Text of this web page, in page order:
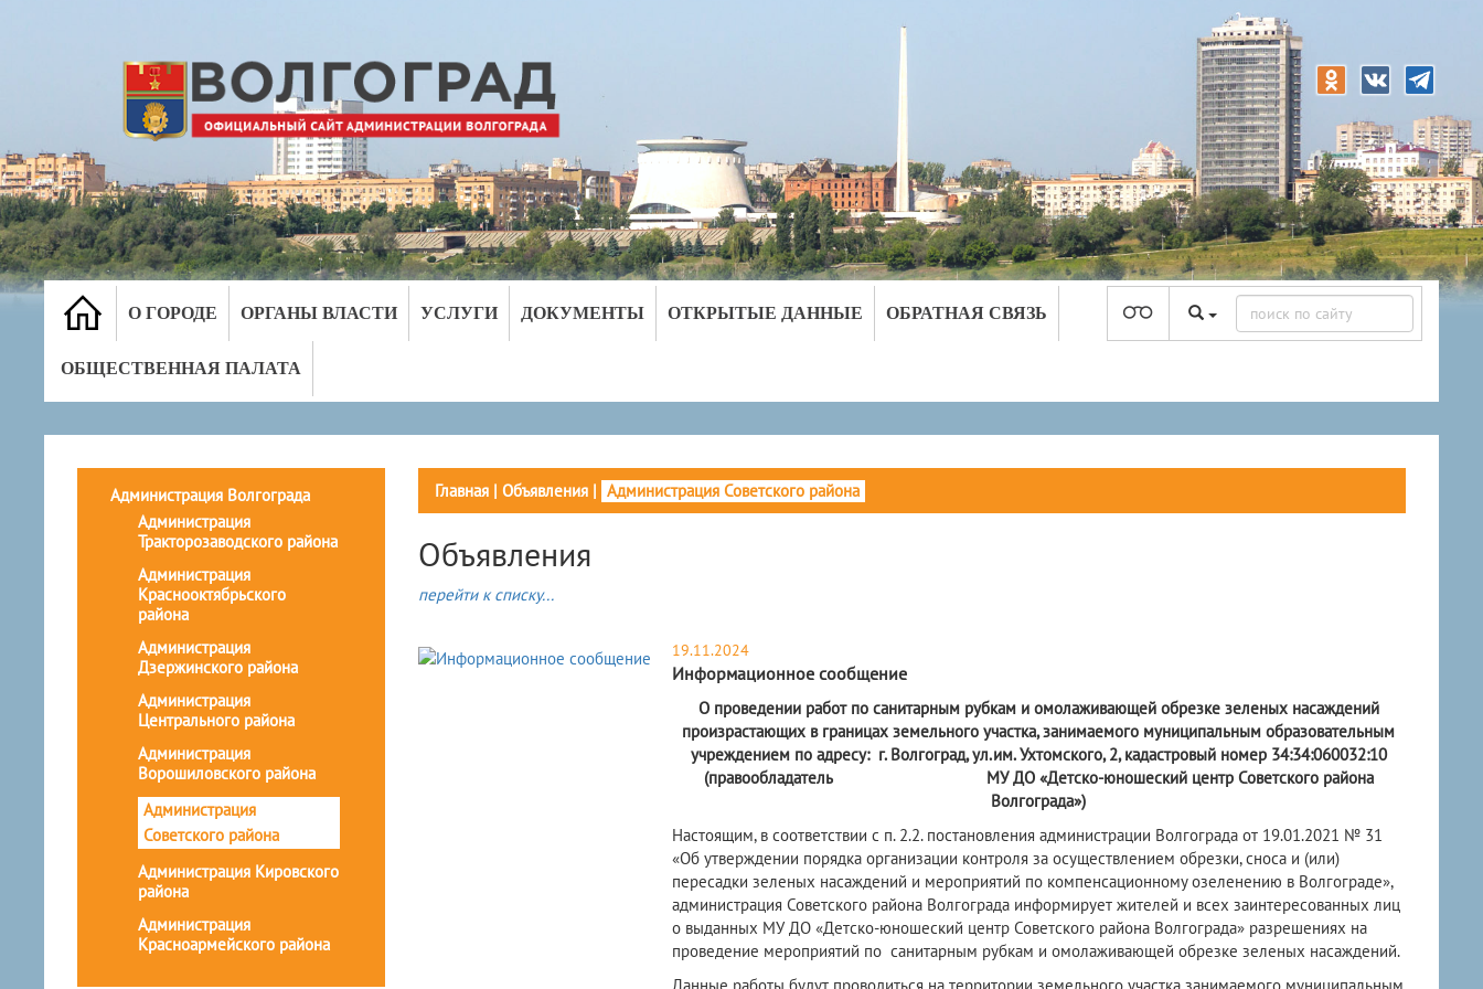
О ГОРОДЕ ОРГАНЫ ВЛАСТИ УСЛУГИ ДОКУМЕНТЫ ОТКРЫТЫЕ ДАННЫЕ ОБРАТНАЯ СВЯЗЬ
ОБЩЕСТВЕННАЯ ПАЛАТА
Администрация Волгограда
Администрация
Тракторозаводского района
Администрация
Краснооктябрьского
района
Администрация
Дзержинского района
Администрация
Центрального района
Администрация
Ворошиловского района
Администрация
Советского района
Администрация Кировского
района
Администрация
Красноармейского района
Главная| Объявления| Администрация Советского района
Объявления
перейти к списку...
19.11.2024
Информационное сообщение
О проведении работ по санитарным рубкам и омолаживающей обрезке зеленых насаждений
произрастающих в границах земельного участка, занимаемого муниципальным образовательным
учреждением по адресу: г. Волгоград, ул.им. Ухтомского, 2, кадастровый номер 34:34:060032:10
(правообладатель
МУ ДО «Детско-юношеский центр Советского района
Волгограда»)
Настоящим, в соответствии с п. 2.2. постановления администрации Волгограда от 19.01.2021 № 31
«Об утверждении порядка организации контроля за осуществлением обрезки, сноса и (или)
пересадки зеленых насаждений и мероприятий по компенсационному озеленению в Волгограде»,
администрация Советского района Волгограда информирует жителей и всех заинтересованных лиц
о выданных МУ ДО «Детско-юношеский центр Советского района Волгограда» разрешениях на
проведение мероприятий по санитарным рубкам и омолаживающей обрезке зеленых насаждений.